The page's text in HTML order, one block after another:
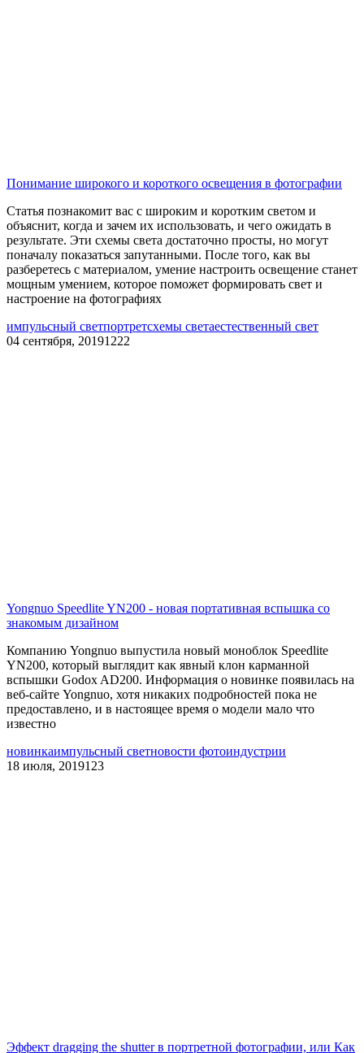
Понимание широкого и короткого освещения в фотографии
Статья познакомит вас с широким и коротким светом и
объяснит, когда и зачем их использовать, и чего ожидать в
результате. Эти схемы света достаточно просты, но могут
поначалу показаться запутанными. После того, как вы
разберетесь с материалом, умение настроить освещение станет
мощным умением, которое поможет формировать свет и
настроение на фотографиях
импульсный светпортретсхемы светаестественный свет
04 сентября, 20191222
Yongnuo Speedlite YN200 - новая портативная вспышка со
знакомым дизайном
Компанию Yongnuo выпустила новый моноблок Speedlite
YN200, который выглядит как явный клон карманной
вспышки Godox AD200. Информация о новинке появилась на
веб-сайте Yongnuo, хотя никаких подробностей пока не
предоставлено, и в настоящее время о модели мало что
известно
новинкаимпульсный светновости фотоиндустрии
18 июля, 2019123
Эффект dragging the shutter в портретной фотографии, или Как